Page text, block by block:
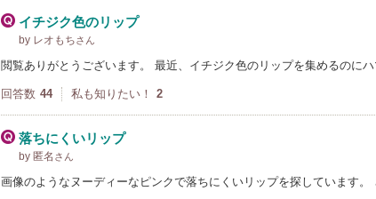
イチジク色のリップ
by レオもちさん
閲覧ありがとうございます。 最近、イチジク色のリップを集めるのに
回答数 44 私も知りたい！ 2
落ちにくいリップ
by 匿名 さん
画像のようなヌーディーなピンクで落ちにくいリップを探しています